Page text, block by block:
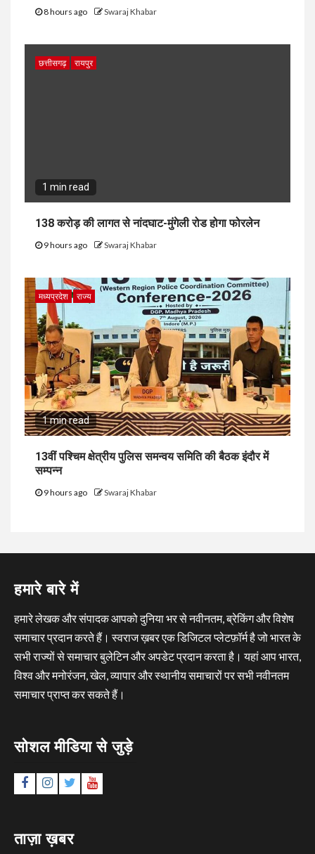
8 hours ago Swaraj Khabar
छत्तीसगढ़ रायपुर
1 min read
138 करोड़ की लागत से नांदघाट-मुंगेली रोड होगा फोरलेन
9 hours ago Swaraj Khabar
मध्यप्रदेश राज्य
1 min read
13वीं पश्चिम क्षेत्रीय पुलिस समन्वय समिति की बैठक इंदौर में
सम्पन्न
9 hours ago Swaraj Khabar
हमारे बारे में
हमारे लेखक और संपादक आपको दुनिया भर से नवीनतम, ब्रेकिंग और विशेष
समाचार प्रदान करते हैं। स्वराज ख़बर एक डिजिटल प्लेटफ़ॉर्म है जो भारत के
सभी राज्यों से समाचार बुलेटिन और अपडेट प्रदान करता है। यहां आप भारत,
विश्व और मनोरंजन, खेल, व्यापार और स्थानीय समाचारों पर सभी नवीनतम
समाचार प्राप्त कर सकते हैं।
सोशल मीडिया से जुड़े
FacebookInstagram
TwitterYouTube
ताज़ा ख़बर